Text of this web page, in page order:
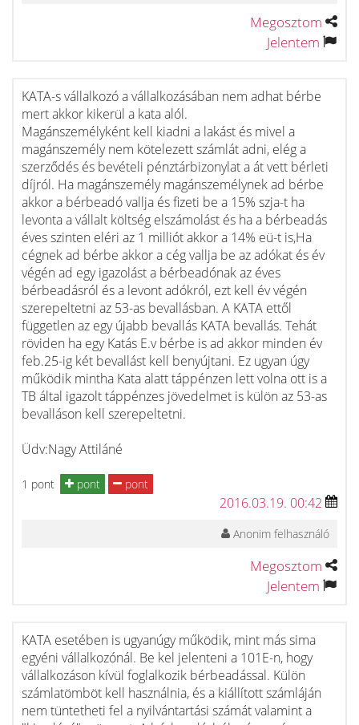
Megosztom
Jelentem
KATA-s vállalkozó a vállalkozásában nem adhat bérbe
mert akkor kikerül a kata alól.
Magánszemélyként kell kiadni a lakást és mivel a
magánszemély nem kötelezett számlát adni, elég a
szerződés és bevételi pénztárbizonylat a át vett bérleti
díjról. Ha magánszemély magánszemélynek ad bérbe
akkor a bérbeadó vallja és fizeti be a 15% szja-t ha
levonta a vállalt költség elszámolást és ha a bérbeadás
éves szinten eléri az 1 milliót akkor a 14% eü-t is,Ha
cégnek ad bérbe akkor a cég vallja be az adókat és év
végén ad egy igazolást a bérbeadónak az éves
bérbeadásról és a levont adókról, ezt kell év végén
szerepeltetni az 53-as bevallásban. A KATA ettől
független az egy újabb bevallás KATA bevallás. Tehát
röviden ha egy Katás E.v bérbe is ad akkor minden év
feb.25-ig két bevallást kell benyújtani. Ez ugyan úgy
működik mintha Kata alatt táppénzen lett volna ott is a
TB által igazolt táppénzes jövedelmet is külön az 53-as
bevalláson kell szerepeltetni.
Üdv:Nagy Attiláné
1 pont pont pont
2016.03.19. 00:42
Anonim felhasználó
Megosztom
Jelentem
KATA esetében is ugyanúgy működik, mint más sima
egyéni vállalkozónál. Be kel jelenteni a 101E-n, hogy
vállalkozáson kívül foglalkozik bérbeadással. Külön
számlatömböt kell használnia, és a kiállított számláján
nem tüntetheti fel a nyilvántartási számát valamint a